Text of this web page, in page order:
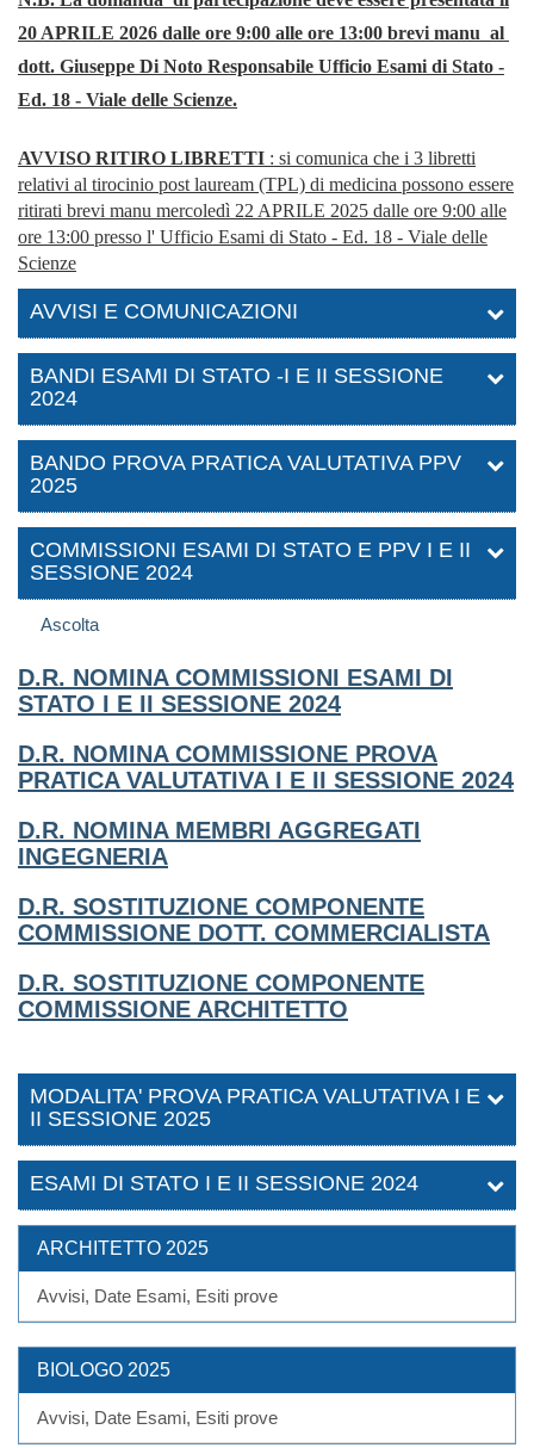
20 APRILE 2026 dalle ore 9:00 alle ore 13:00 brevi manu al
dott. Giuseppe Di Noto Responsabile Ufficio Esami di Stato -
Ed. 18 - Viale delle Scienze.
AVVISO RITIRO LIBRETTI : si comunica che i 3 libretti
relativi al tirocinio post lauream (TPL) di medicina possono essere
ritirati brevi manu mercoledì 22 APRILE 2025 dalle ore 9:00 alle
ore 13:00 presso l' Ufficio Esami di Stato - Ed. 18 - Viale delle
Scienze
AVVISI E COMUNICAZIONI
BANDI ESAMI DI STATO -I E II SESSIONE
2024
BANDO PROVA PRATICA VALUTATIVA PPV
2025
COMMISSIONI ESAMI DI STATO E PPV I E II
SESSIONE 2024
Ascolta
D.R. NOMINA COMMISSIONI ESAMI DI
STATO I E II SESSIONE 2024
D.R. NOMINA COMMISSIONE PROVA
PRATICA VALUTATIVA I E II SESSIONE 2024
D.R. NOMINA MEMBRI AGGREGATI
INGEGNERIA
D.R. SOSTITUZIONE COMPONENTE
COMMISSIONE DOTT. COMMERCIALISTA
D.R. SOSTITUZIONE COMPONENTE
COMMISSIONE ARCHITETTO
MODALITA' PROVA PRATICA VALUTATIVA I E
II SESSIONE 2025
ESAMI DI STATO I E II SESSIONE 2024
ARCHITETTO 2025
Avvisi, Date Esami, Esiti prove
BIOLOGO 2025
Avvisi, Date Esami, Esiti prove